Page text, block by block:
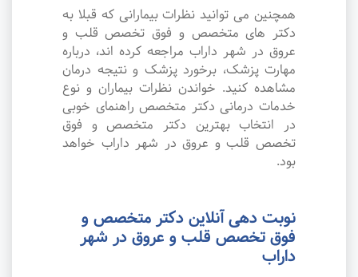
همچنین می توانید نظرات بیمارانی که قبلا به
دکتر های متخصص و فوق تخصص قلب و
عروق در شهر داراب مراجعه کرده اند، درباره
مهارت پزشک، برخورد پزشک و نتیجه درمان
مشاهده کنید. خواندن نظرات بیماران و نوع
خدمات درمانی دکتر متخصص راهنمای خوبی
در انتخاب بهترین دکتر متخصص و فوق
تخصص قلب و عروق در شهر داراب خواهد
بود.
نوبت دهی آنلاین دکتر متخصص و
فوق تخصص قلب و عروق در شهر
داراب